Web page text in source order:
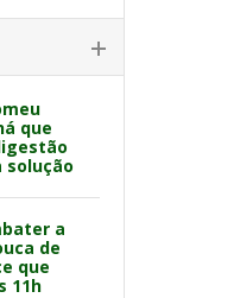
que
solução
a
de
que
11h